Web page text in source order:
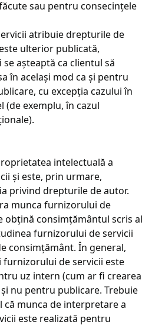
sau pentru consecințele
atribuie drepturile de
ulterior publicată,
așteaptă ca clientul să
în același mod ca și pentru
cu excepția cazului în
(de exemplu, în cazul
intelectuală a
și este, prin urmare,
privind drepturile de autor.
munca furnizorului de
obțină consimțământul scris al
furnizorului de servicii
consimțământ. În general,
de servicii este
uz intern (cum ar fi crearea
nu pentru publicare. Trebuie
că munca de interpretare a
este realizată pentru